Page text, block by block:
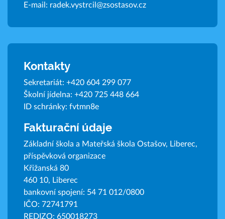
E-mail: radek.vystrcil@zsostasov.cz
Kontakty
Sekretariát: +420 604 299 077
Školní jídelna: +420 725 448 664
ID schránky: fvtmn8e
Fakturační údaje
Základní škola a Mateřská škola Ostašov, Liberec,
příspěvková organizace
Křižanská 80
460 10, Liberec
bankovní spojení: 54 71 012/0800
IČO: 72741791
REDIZO: 650018273